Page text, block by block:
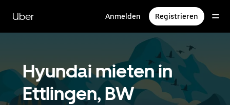
zum
Hauptinhalt
Uber Anmelden Registrieren
Hyundai mieten in
Ettlingen, BW